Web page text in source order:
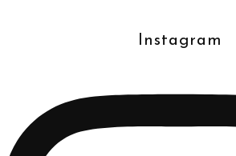
Instagram